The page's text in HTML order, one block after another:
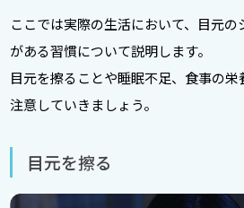
ここでは実際の生活において、目元
がある習慣について説明します。
目元を擦ることや睡眠不足、食事の栄
注意していきましょう。
目元を擦る